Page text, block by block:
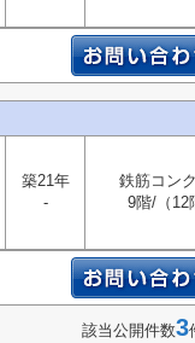
築21年
-
鉄筋コン
9階/（12
該当公開件数3